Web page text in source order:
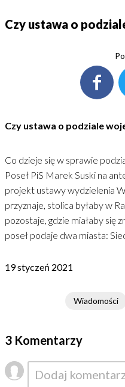
Czy ustawa o
Czy ustawa o podziale
Co dzieje się w sprawie
Poseł PiS Marek Suski na
projekt ustawy wydzielenia
przyznaje, stolica byłaby w
pozostaje, gdzie miałaby się
poseł podaje dwa miasta:
19 styczeń 2021
Wiadomości
3 Komentarzy